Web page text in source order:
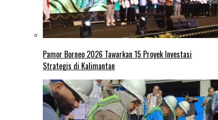
Pamor Borneo 2026 Tawarkan 15 Proyek Investasi
Strategis di Kalimantan